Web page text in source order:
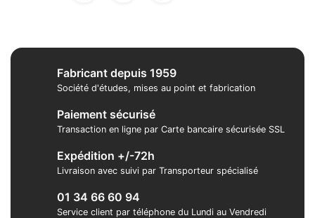
Fabricant depuis 1959
Société d'études, mises au point et fabrication
Paiement sécurisé
Transaction en ligne par Carte bancaire sécurisée SSL
Expédition +/-72h
Livraison avec suivi par Transporteur spécialisé
01 34 66 60 94
Service client par téléphone du Lundi au Vendredi